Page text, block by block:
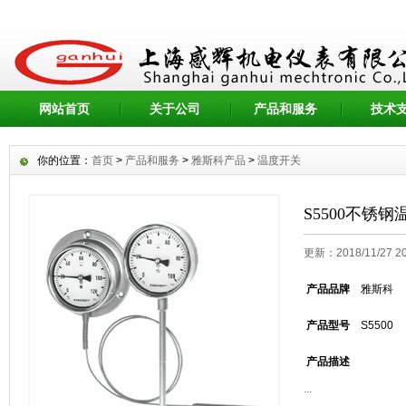
网站首页 关于公司 产品和服务 技术
你的位置： 首页 > 产品和服务 > 雅斯科产品 > 温度开关
S5500不锈钢
更新：2018/11/27
产品品牌 雅斯科
产品型号 S5500
产品描述
...